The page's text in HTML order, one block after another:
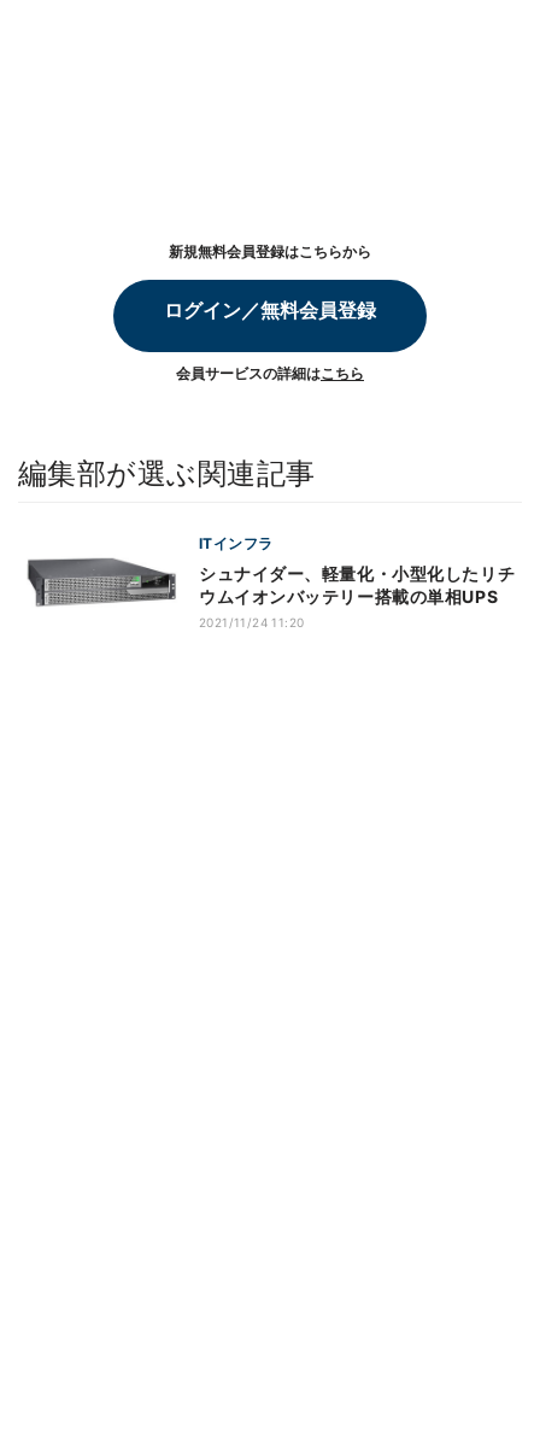
新規無料会員登録はこちらから
ログイン／無料会員登録
会員サービスの詳細はこちら
編集部が選ぶ関連記事
ITインフラ
シュナイダー、軽量化・小型化したリチ
ウムイオンバッテリー搭載の単相UPS
2021/11/24 11:20